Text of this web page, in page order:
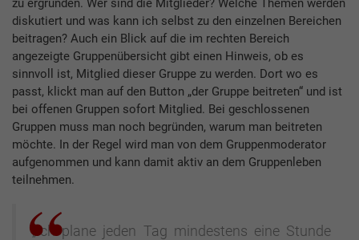
zu ergründen. Wer sind die Mitglieder? Welche Themen werden
diskutiert und was kann ich selbst zu den einzelnen Bereichen
beitragen? Auch ein Blick auf die im rechten Bereich
angezeigte Gruppenübersicht gibt einen Hinweis, ob es
sinnvoll ist, Mitglied dieser Gruppe zu werden. Dort wo es
passt, klickt man auf den Button „der Gruppe beitreten“ und ist
bei offenen Gruppen sofort Mitglied. Bei geschlossenen
Gruppen muss man noch begründen, warum man beitreten
möchte. In der Regel wird man von dem Gruppenmoderator
aufgenommen und kann damit aktiv an dem Gruppenleben
teilnehmen.
„Ich plane jeden Tag mindestens eine Stunde